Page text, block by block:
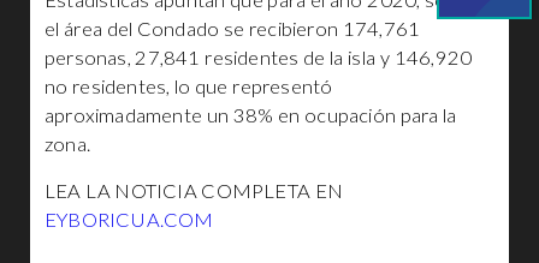
el área del Condado se recibieron 174,761
personas, 27,841 residentes de la isla y 146,920
no residentes, lo que representó
aproximadamente un 38% en ocupación para la
zona.
LEA LA NOTICIA COMPLETA EN
EYBORICUA.COM